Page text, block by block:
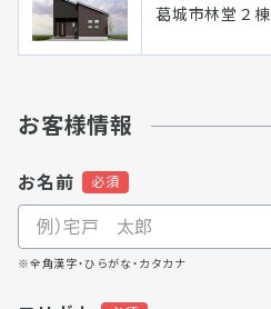
葛城市林堂２棟
お客様情報
お名前
※全角漢字・ひらがな・カタカナ